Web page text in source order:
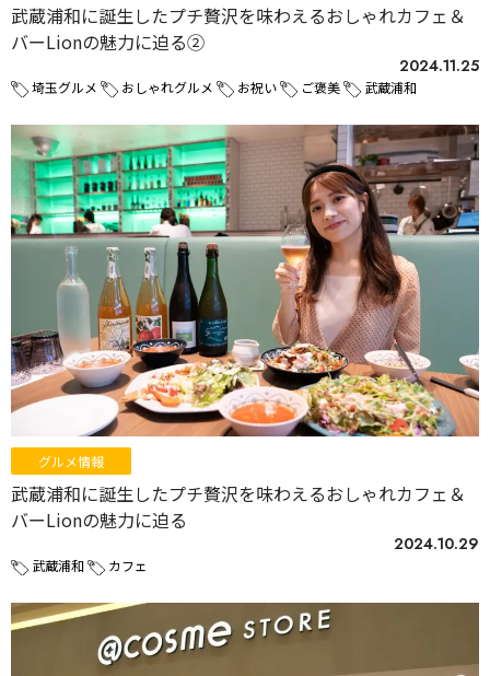
武蔵浦和に誕生したプチ贅沢を味わえるおしゃれカフェ＆
バーLionの魅力に迫る②
2024.11.25
埼玉グルメ おしゃれグルメ お祝い ご褒美 武蔵浦和
グルメ情報
武蔵浦和に誕生したプチ贅沢を味わえるおしゃれカフェ＆
バーLionの魅力に迫る
2024.10.29
武蔵浦和 カフェ